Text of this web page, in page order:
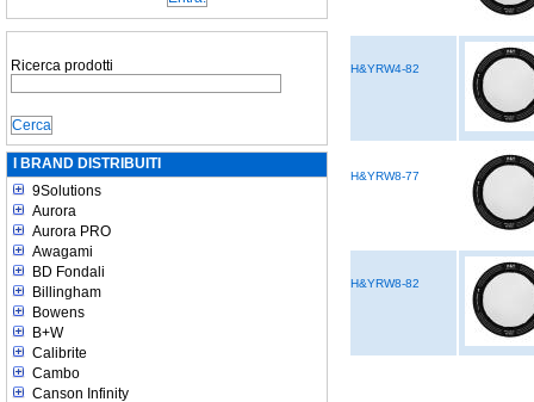
Ricerca prodotti
I BRAND DISTRIBUITI
9Solutions
Aurora
Aurora PRO
Awagami
BD Fondali
Billingham
Bowens
B+W
Calibrite
Cambo
Canson Infinity
H&YRW4-82
H&YRW8-77
H&YRW8-82